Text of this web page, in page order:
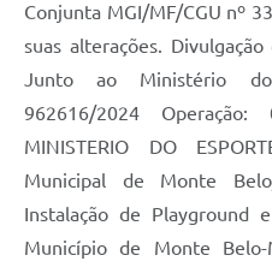
Conjunta MGI/MF/CGU nº
suas alterações.
Junto ao Ministério
962616/2024 Operação:
MINISTERIO DO
Municipal de Monte
Instalação de Playground
Município de Monte Belo-